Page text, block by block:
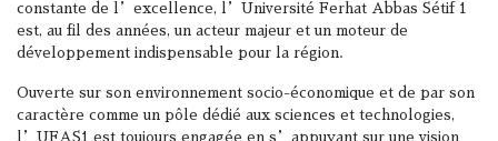
constante de l’excellence, l’Université Ferhat Abbas Sétif 1
est, au fil des années, un acteur majeur et un moteur de
développement indispensable pour la région.
Ouverte sur son environnement socio-économique et de par son
caractère comme un pôle dédié aux sciences et technologies,
l’UFAS1 est toujours engagée en s’appuyant sur une vision